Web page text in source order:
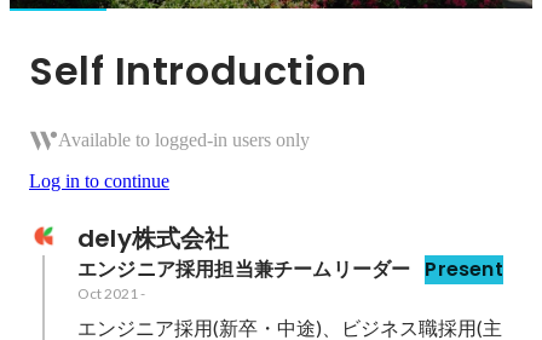
Self Introduction
Available to logged-in users only
Log in to continue
dely株式会社
エンジニア採用担当兼チームリーダー Present
Oct 2021-
エンジニア採用(新卒・中途)、ビジネス職採用(主